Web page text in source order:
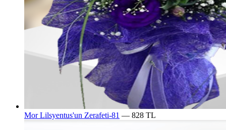
Mor Lilsyentus'un Zerafeti-81 — 828 TL